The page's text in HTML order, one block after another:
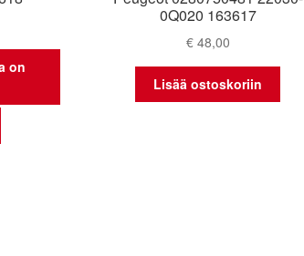
on
0Q020 163617
€48,00
Lisää ostoskoriin